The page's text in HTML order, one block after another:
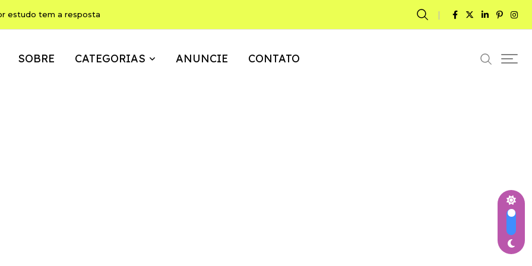
pode ser, ao mesmo tempo, memória, brincadeira e expressão
SOBRE CATEGORIAS ANUNCIE CONTATO